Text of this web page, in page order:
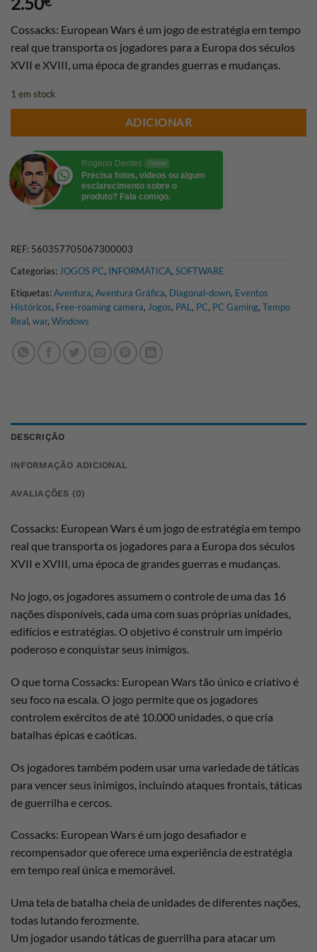
Cossacks: European Wars é um jogo de estratégia em tempo
real que transporta os jogadores para a Europa dos séculos
XVII e XVIII, uma época de grandes guerras e mudanças.
1 em stock
ADICIONAR
Rogério Dentes Online
Precisa fotos, videos ou algum
esclarecimento sobre o
produto? Fala comigo.
REF: 560357705067300003
Categorias:JOGOS PC, INFORMÁTICA, SOFTWARE
Etiquetas:Aventura, Aventura Gráfica, Diagonal-down, Eventos
Históricos, Free-roaming camera, Jogos, PAL, PC, PC Gaming, Tempo
Real, war, Windows
DESCRIÇÃO
INFORMAÇÃO ADICIONAL
AVALIAÇÕES (0)
Cossacks: European Wars é um jogo de estratégia em tempo
real que transporta os jogadores para a Europa dos séculos
XVII e XVIII, uma época de grandes guerras e mudanças.
No jogo, os jogadores assumem o controle de uma das 16
nações disponíveis, cada uma com suas próprias unidades,
edifícios e estratégias. O objetivo é construir um império
poderoso e conquistar seus inimigos.
O que torna Cossacks: European Wars tão único e criativo é
seu foco na escala. O jogo permite que os jogadores
controlem exércitos de até 10.000 unidades, o que cria
batalhas épicas e caóticas.
Os jogadores também podem usar uma variedade de táticas
para vencer seus inimigos, incluindo ataques frontais, táticas
de guerrilha e cercos.
Cossacks: European Wars é um jogo desafiador e
recompensador que oferece uma experiência de estratégia
em tempo real única e memorável.
Uma tela de batalha cheia de unidades de diferentes nações,
todas lutando ferozmente.
Um jogador usando táticas de guerrilha para atacar um